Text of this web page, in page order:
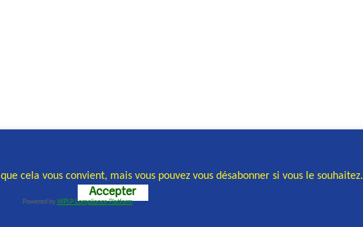
cela vous convient, mais vous pouvez vous désabonner si vous le souhaitez.
Accepter
Powered by WPLP Compliance Platform